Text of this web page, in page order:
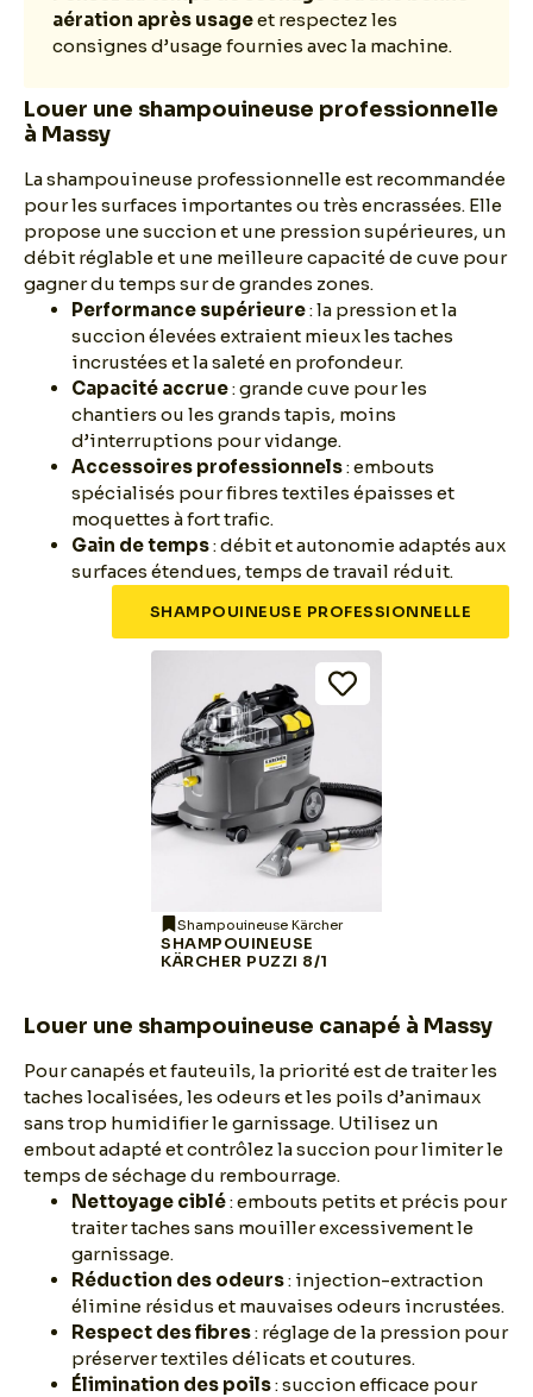
aération après usageet respectez les
consignes d’usage fournies avec la machine.
Louer une shampouineuse professionnelle
à Massy
La shampouineuse professionnelle est recommandée
pour les surfaces importantes ou très encrassées. Elle
propose une succion et une pression supérieures, un
débit réglable et une meilleure capacité de cuve pour
gagner du temps sur de grandes zones.
Performance supérieure: la pression et la
succion élevées extraient mieux les taches
incrustées et la saleté en profondeur.
Capacité accrue: grande cuve pour les
chantiers ou les grands tapis, moins
d’interruptions pour vidange.
Accessoires professionnels: embouts
spécialisés pour fibres textiles épaisses et
moquettes à fort trafic.
Gain de temps: débit et autonomie adaptés aux
surfaces étendues, temps de travail réduit.
SHAMPOUINEUSE PROFESSIONNELLE
Shampouineuse Kärcher
SHAMPOUINEUSE
KÄRCHER PUZZI 8/1
Louer une shampouineuse canapé à Massy
Pour canapés et fauteuils, la priorité est de traiter les
taches localisées, les odeurs et les poils d’animaux
sans trop humidifier le garnissage. Utilisez un
embout adapté et contrôlez la succion pour limiter le
temps de séchage du rembourrage.
Nettoyage ciblé: embouts petits et précis pour
traiter taches sans mouiller excessivement le
garnissage.
Réduction des odeurs: injection-extraction
élimine résidus et mauvaises odeurs incrustées.
Respect des fibres: réglage de la pression pour
préserver textiles délicats et coutures.
Élimination des poils: succion efficace pour